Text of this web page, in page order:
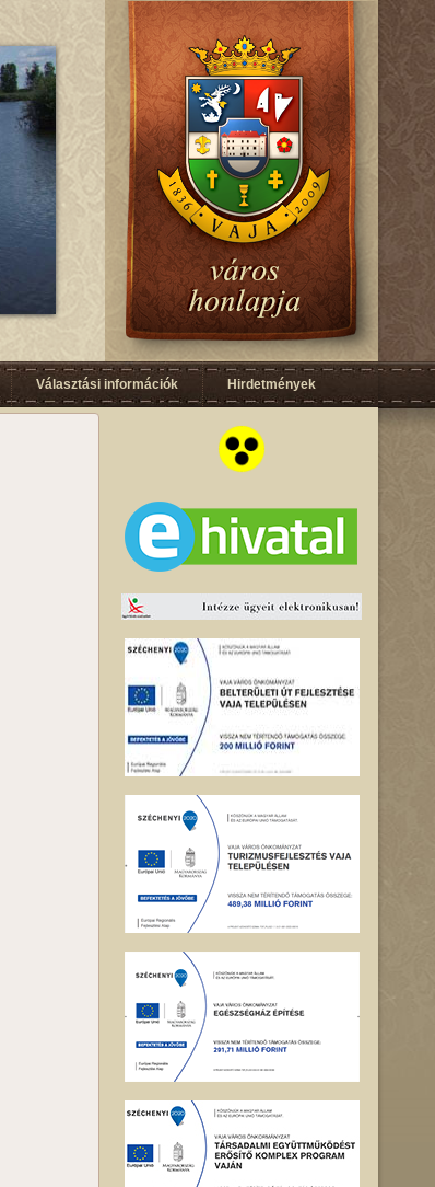
Választási információk Hirdetmények